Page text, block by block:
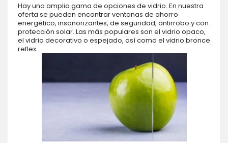
Hay una amplia gama de opciones de vidrio. En nuestra
oferta se pueden encontrar ventanas de ahorro
energético, insonorizantes, de seguridad, antirrobo y con
protección solar. Las más populares son el vidrio opaco,
el vidrio decorativo o espejado, así como el vidrio bronce
reflex.